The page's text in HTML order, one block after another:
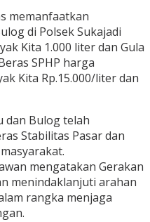
memanfaatkan
di Polsek Sukajadi
Kita 1.000 liter dan Gula
SPHP harga
Kita Rp.15.000/liter dan
dan Bulog telah
Stabilitas Pasar dan
mengatakan Gerakan
menindaklanjuti arahan
rangka menjaga